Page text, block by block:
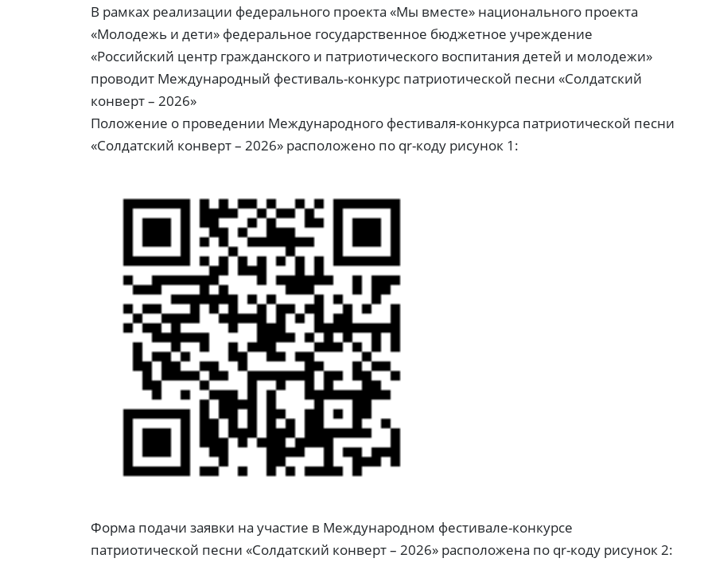
В рамках реализации федерального проекта «Мы вместе» национального проекта
«Молодежь и дети» федеральное государственное бюджетное учреждение
«Российский центр гражданского и патриотического воспитания детей и молодежи»
проводит Международный фестиваль-конкурс патриотической песни «Солдатский
конверт – 2026»
Положение о проведении Международного фестиваля-конкурса патриотической песни
«Солдатский конверт – 2026» расположено по qr-коду рисунок 1:
Форма подачи заявки на участие в Международном фестивале-конкурсе
патриотической песни «Солдатский конверт – 2026» расположена по qr-коду рисунок 2: